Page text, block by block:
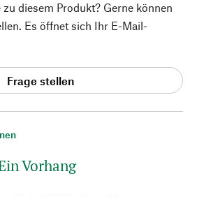
Vorhang
zu diesem Produkt? Gerne können
Es öffnet sich Ihr E-Mail-
Frage stellen